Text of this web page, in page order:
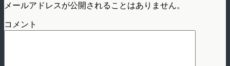
メールアドレスが公開されることはありません。
コメント